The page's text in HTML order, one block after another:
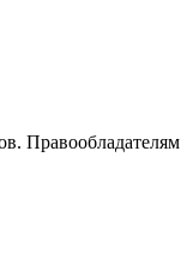
Правообладателям